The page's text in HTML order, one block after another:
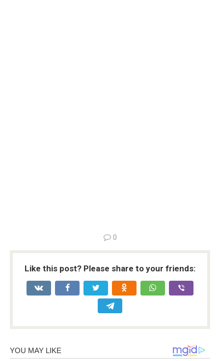
0
Like this post? Please share to your friends: